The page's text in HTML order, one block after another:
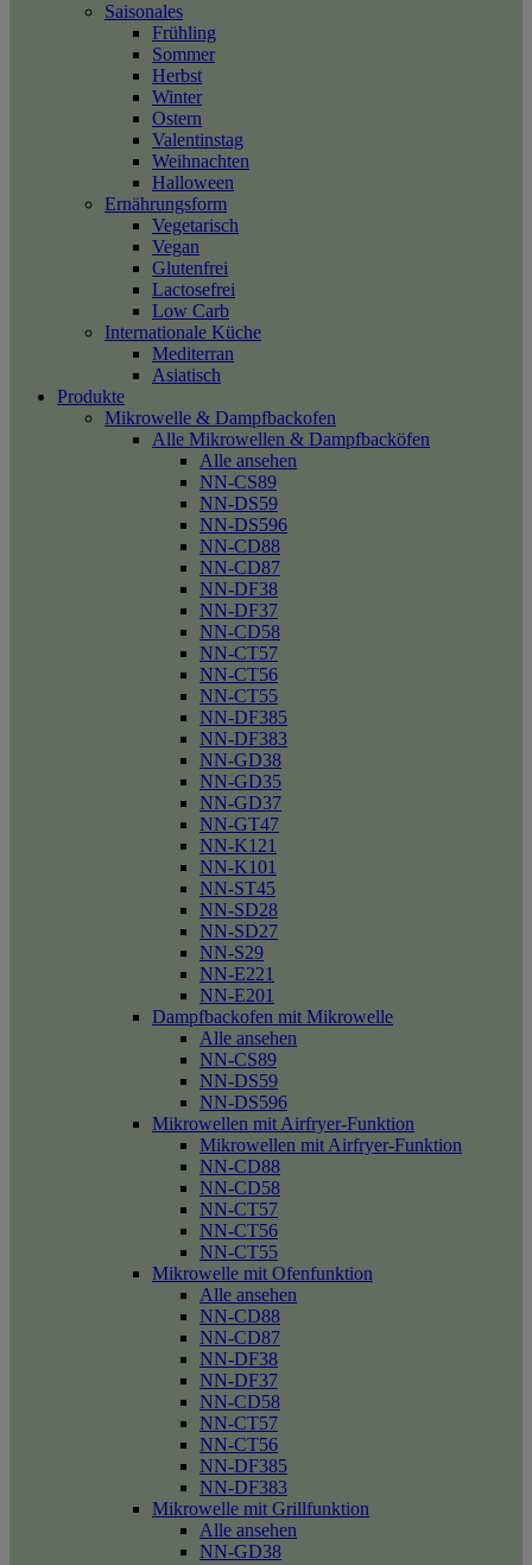
Saisonales
Frühling
Sommer
Herbst
Winter
Ostern
Valentinstag
Weihnachten
Halloween
Ernährungsform
Vegetarisch
Vegan
Glutenfrei
Lactosefrei
Low Carb
Internationale Küche
Mediterran
Asiatisch
Produkte
Mikrowelle & Dampfbackofen
Alle Mikrowellen & Dampfbacköfen
Alle ansehen
NN-CS89
NN-DS59
NN-DS596
NN-CD88
NN-CD87
NN-DF38
NN-DF37
NN-CD58
NN-CT57
NN-CT56
NN-CT55
NN-DF385
NN-DF383
NN-GD38
NN-GD35
NN-GD37
NN-GT47
NN-K121
NN-K101
NN-ST45
NN-SD28
NN-SD27
NN-S29
NN-E221
NN-E201
Dampfbackofen mit Mikrowelle
Alle ansehen
NN-CS89
NN-DS59
NN-DS596
Mikrowellen mit Airfryer-Funktion
Mikrowellen mit Airfryer-Funktion
NN-CD88
NN-CD58
NN-CT57
NN-CT56
NN-CT55
Mikrowelle mit Ofenfunktion
Alle ansehen
NN-CD88
NN-CD87
NN-DF38
NN-DF37
NN-CD58
NN-CT57
NN-CT56
NN-DF385
NN-DF383
Mikrowelle mit Grillfunktion
Alle ansehen
NN-GD38